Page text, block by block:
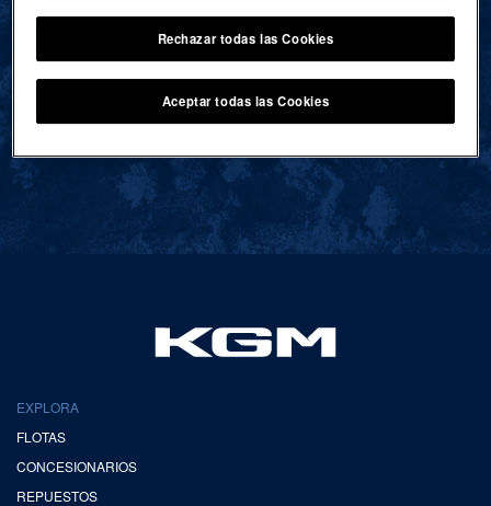
VOLVER AL INICIO
EXPLORA
FLOTAS
CONCESIONARIOS
REPUESTOS
Rechazar todas las Cookies
Aceptar todas las Cookies